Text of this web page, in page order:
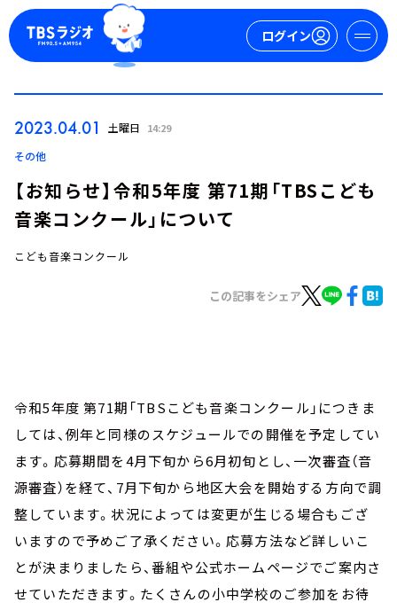
ログイン
お知らせ
イベント・グッズ
会社情報
2023.04.01 土曜日 14:29
その他
【お知らせ】令和5年度 第71期「TBSこども
音楽コンクール」について
こども音楽コンクール
この記事をシェア
令和5年度 第71期「TBSこども音楽コンクール」につきま
しては、例年と同様のスケジュールでの開催を予定してい
ます。応募期間を4月下旬から6月初旬とし、一次審査（音
源審査）を経て、7月下旬から地区大会を開始する方向で調
整しています。状況によっては変更が生じる場合もござ
いますので予めご了承ください。応募方法など詳しいこ
とが決まりましたら、番組や公式ホームページでご案内さ
せていただきます。たくさんの小中学校のご参加をお待